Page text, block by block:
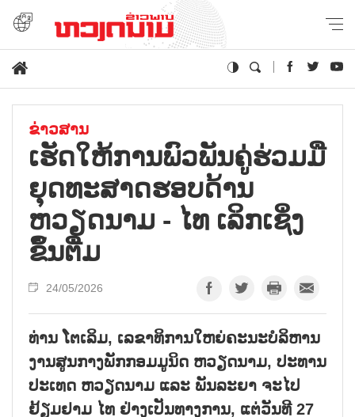
ຂ່າວສານ
ເຮັດໃຫ້ການພົວພັນຄູ່ຮ່ວມມື
ຍຸດທະສາດຮອບດ້ານ
ຫວຽດນາມ - ໄທ ເລິກເຊິ່ງ
ຂຶ້ນຕື່ມ
24/05/2026
ທ່ານ ໂຕເລິມ, ເລຂາທິການໃຫຍ່ຄະນະບໍລິຫານ
ງານສູນກາງພັກກອມມູນິດ ຫວຽດນາມ, ປະທານ
ປະເທດ ຫວຽດນາມ ແລະ ພັນລະຍາ ຈະໄປ
ຢ້ຽມຢາມ ໄທ ຢ່າງເປັນທາງການ, ແຕ່ວັນທີ 27